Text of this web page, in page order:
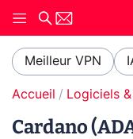
Meilleur VPN
Accueil Logiciels
Cardano